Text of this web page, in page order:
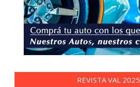
REVISTA VAL 2025